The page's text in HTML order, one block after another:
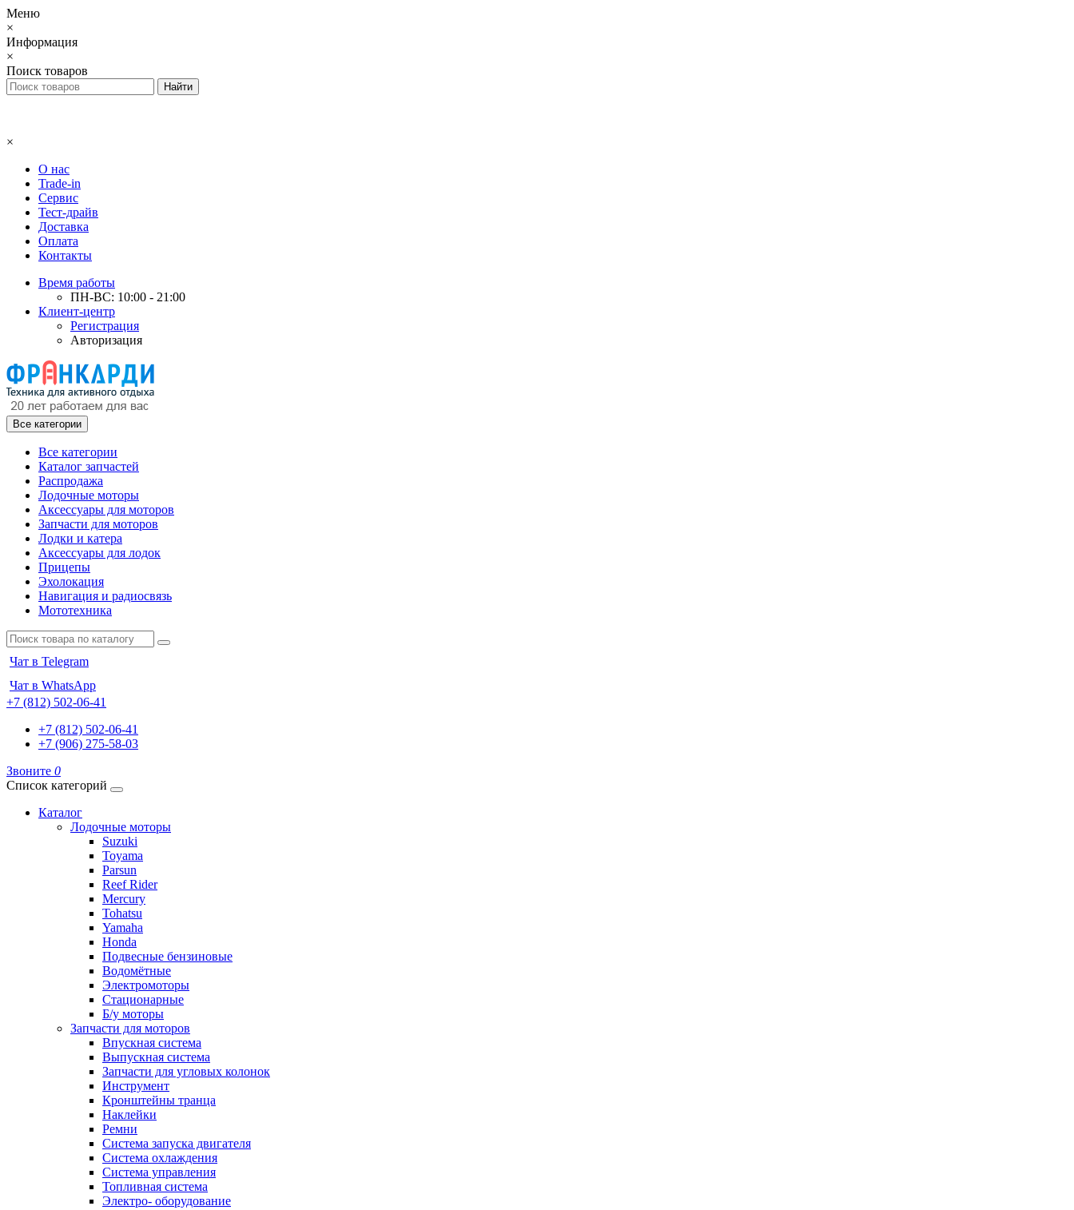
Меню
×
Информация
×
Поиск товаров
×
О нас
Trade-in
Сервис
Тест-драйв
Доставка
Оплата
Контакты
Время работы
ПН-ВС: 10:00 - 21:00
Клиент-центр
Регистрация
Авторизация
Все категории
Все категории
Каталог запчастей
Распродажа
Лодочные моторы
Аксессуары для моторов
Запчасти для моторов
Лодки и катера
Аксессуары для лодок
Прицепы
Эхолокация
Навигация и радиосвязь
Мототехника
Чат в Telegram
Чат в WhatsApp
+7 (812) 502-06-41
+7 (812) 502-06-41
+7 (906) 275-58-03
Звоните 0
Список категорий
Каталог
Лодочные моторы
Suzuki
Toyama
Parsun
Reef Rider
Mercury
Tohatsu
Yamaha
Honda
Подвесные бензиновые
Водомётные
Электромоторы
Стационарные
Б/у моторы
Запчасти для моторов
Впускная система
Выпускная система
Запчасти для угловых колонок
Инструмент
Кронштейны транца
Наклейки
Ремни
Система запуска двигателя
Система охлаждения
Система управления
Топливная система
Электро- оборудование